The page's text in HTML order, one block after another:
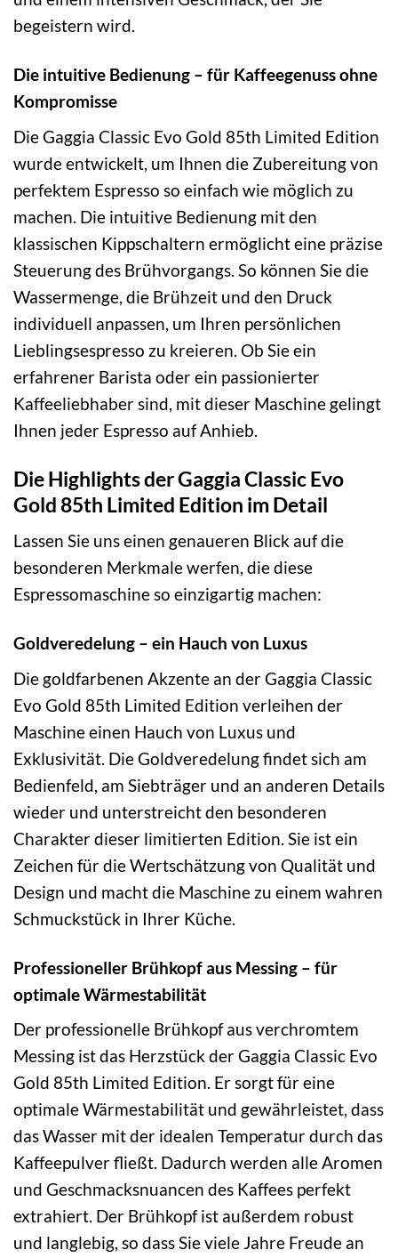
begeistern wird.
Die intuitive Bedienung – für Kaffeegenuss ohne
Kompromisse
Die Gaggia Classic Evo Gold 85th Limited Edition
wurde entwickelt, um Ihnen die Zubereitung von
perfektem Espresso so einfach wie möglich zu
machen. Die intuitive Bedienung mit den
klassischen Kippschaltern ermöglicht eine präzise
Steuerung des Brühvorgangs. So können Sie die
Wassermenge, die Brühzeit und den Druck
individuell anpassen, um Ihren persönlichen
Lieblingsespresso zu kreieren. Ob Sie ein
erfahrener Barista oder ein passionierter
Kaffeeliebhaber sind, mit dieser Maschine gelingt
Ihnen jeder Espresso auf Anhieb.
Die Highlights der Gaggia Classic Evo
Gold 85th Limited Edition im Detail
Lassen Sie uns einen genaueren Blick auf die
besonderen Merkmale werfen, die diese
Espressomaschine so einzigartig machen:
Goldveredelung – ein Hauch von Luxus
Die goldfarbenen Akzente an der Gaggia Classic
Evo Gold 85th Limited Edition verleihen der
Maschine einen Hauch von Luxus und
Exklusivität. Die Goldveredelung findet sich am
Bedienfeld, am Siebträger und an anderen Details
wieder und unterstreicht den besonderen
Charakter dieser limitierten Edition. Sie ist ein
Zeichen für die Wertschätzung von Qualität und
Design und macht die Maschine zu einem wahren
Schmuckstück in Ihrer Küche.
Professioneller Brühkopf aus Messing – für
optimale Wärmestabilität
Der professionelle Brühkopf aus verchromtem
Messing ist das Herzstück der Gaggia Classic Evo
Gold 85th Limited Edition. Er sorgt für eine
optimale Wärmestabilität und gewährleistet, dass
das Wasser mit der idealen Temperatur durch das
Kaffeepulver fließt. Dadurch werden alle Aromen
und Geschmacksnuancen des Kaffees perfekt
extrahiert. Der Brühkopf ist außerdem robust
und langlebig, so dass Sie viele Jahre Freude an